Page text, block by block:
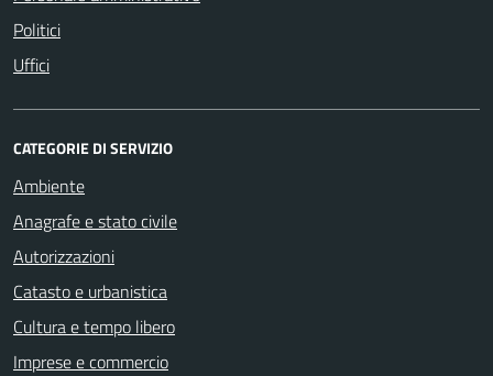
Politici
Uffici
CATEGORIE DI SERVIZIO
Ambiente
Anagrafe e stato civile
Autorizzazioni
Catasto e urbanistica
Cultura e tempo libero
Imprese e commercio